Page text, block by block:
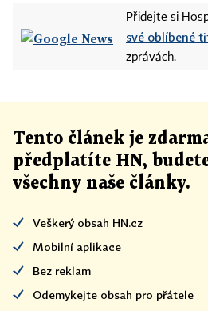
Přidejte si
své oblíbené
zprávách.
Tento článek je
předplatíte HN,
všechny naše články.
Veškerý obsah HN.cz
Mobilní aplikace
Bez reklam
Odemykejte obsah pro přátele